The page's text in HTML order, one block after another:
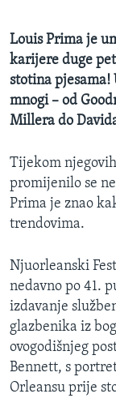
Jezici
Louis Prima je
karijere duge
stotina pjesama!
mnogi – od
Millera do
Tijekom
promijenilo se
Prima je znao
trendovima.
Njuorleanski
nedavno po 41.
izdavanje
glazbenika iz
ovogodišnjeg
Bennett, s
Orleansu prije